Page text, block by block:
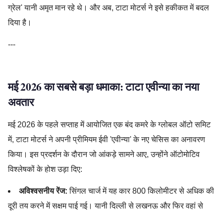
ग्रेल' यानी अमृत मान रहे थे। और अब, टाटा मोटर्स ने इसे हकीकत में बदल
दिया है।
---
मई 2026 का सबसे बड़ा धमाका: टाटा एवीन्या का नया
अवतार
मई 2026 के पहले सप्ताह में आयोजित एक बंद कमरे के ग्लोबल ऑटो समिट
में, टाटा मोटर्स ने अपनी प्रीमियम ईवी 'एवीन्या' के नए चेसिस का अनावरण
किया। इस प्रदर्शन के दौरान जो आंकड़े सामने आए, उन्होंने ऑटोमोटिव
विश्लेषकों के होश उड़ा दिए:
अविश्वसनीय रेंज: सिंगल चार्ज में यह कार 800 किलोमीटर से अधिक की
दूरी तय करने में सक्षम पाई गई। यानी दिल्ली से लखनऊ और फिर वहां से